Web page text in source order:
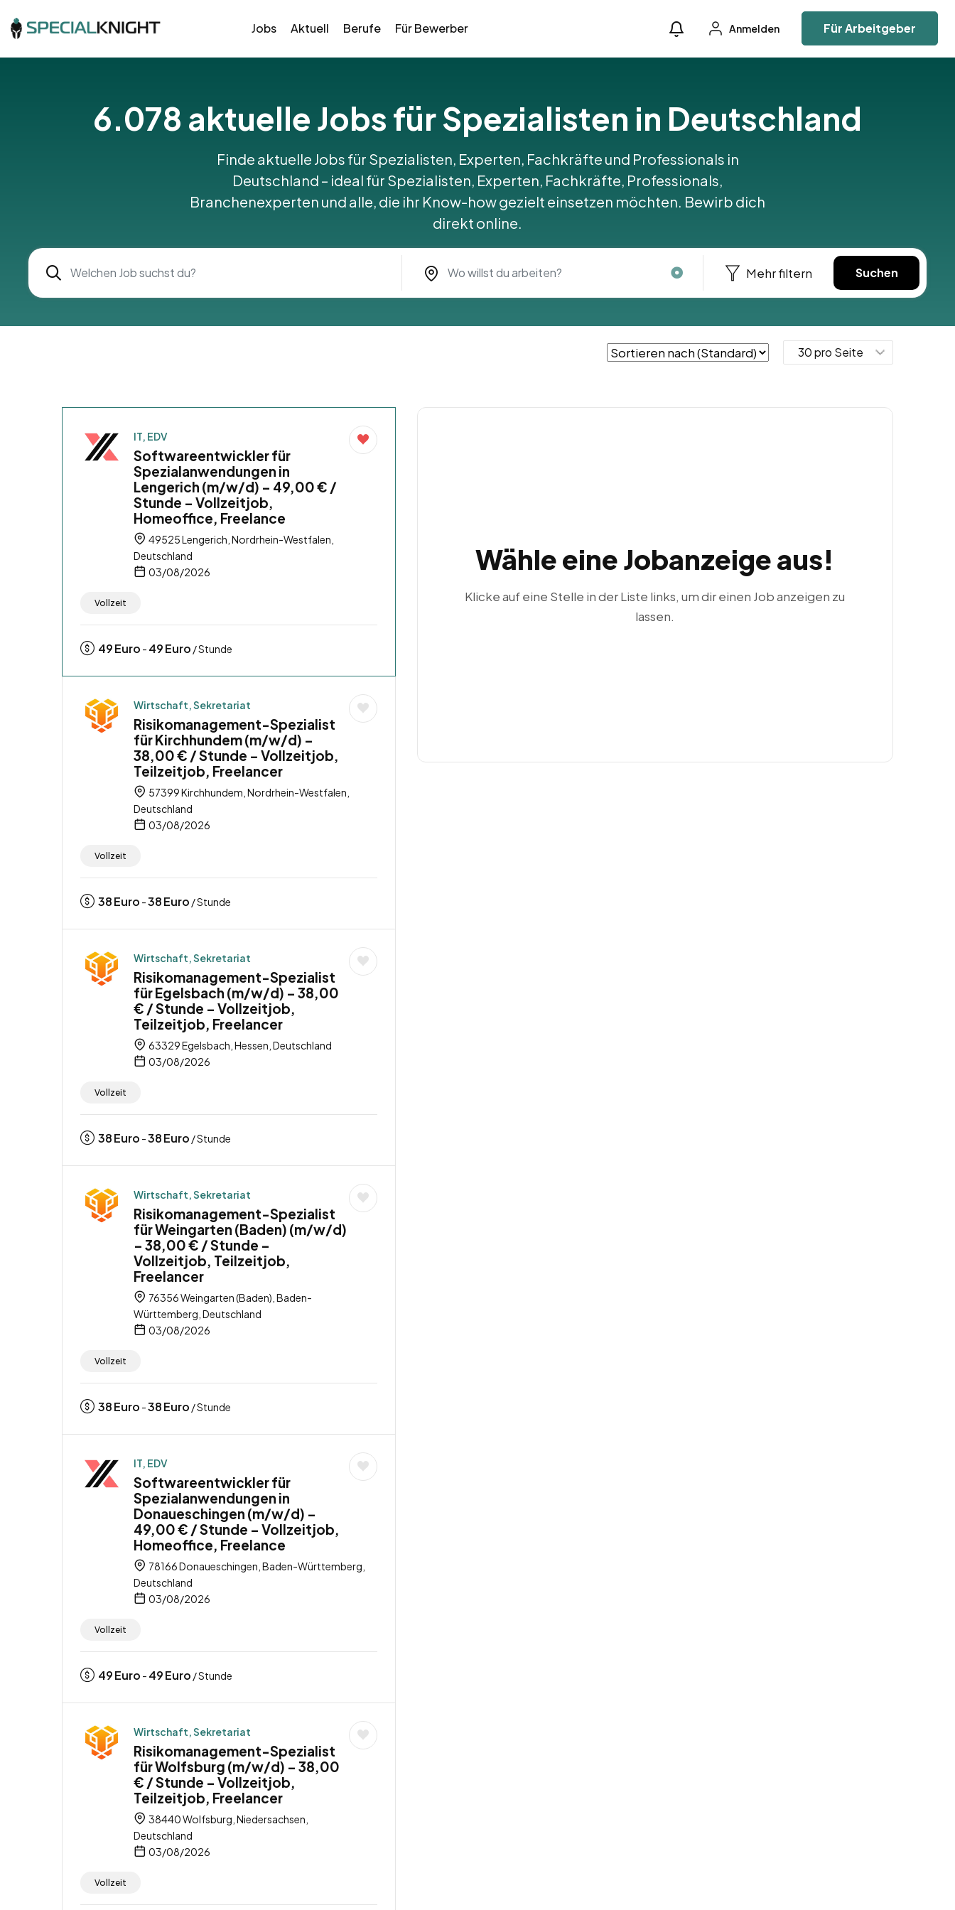
Jobs Aktuell Berufe Für Bewerber Anmelden Für Arbeitgeber
6.078 aktuelle Jobs für Spezialisten in Deutschland
Finde aktuelle Jobs für Spezialisten, Experten, Fachkräfte und Professionals in
Deutschland – ideal für Spezialisten, Experten, Fachkräfte, Professionals,
Branchenexperten und alle, die ihr Know-how gezielt einsetzen möchten. Bewirb dich
direkt online.
Mehr filtern Suchen
IT, EDV
Softwareentwickler für
Spezialanwendungen in
Lengerich (m/w/d) – 49,00 € /
Stunde – Vollzeitjob,
Homeoffice, Freelance
49525 Lengerich, Nordrhein-Westfalen,
Deutschland
03/08/2026
Vollzeit
49Euro - 49Euro / Stunde
Wirtschaft, Sekretariat
Risikomanagement-Spezialist
für Kirchhundem (m/w/d) –
38,00 € / Stunde – Vollzeitjob,
Teilzeitjob, Freelancer
57399 Kirchhundem, Nordrhein-Westfalen,
Deutschland
03/08/2026
Vollzeit
38Euro -38Euro / Stunde
Wirtschaft, Sekretariat
Risikomanagement-Spezialist
für Egelsbach (m/w/d) – 38,00
€ / Stunde – Vollzeitjob,
Teilzeitjob, Freelancer
63329 Egelsbach, Hessen, Deutschland
03/08/2026
Vollzeit
38Euro -38Euro / Stunde
Wirtschaft, Sekretariat
Risikomanagement-Spezialist
für Weingarten (Baden) (m/w/d)
– 38,00 € / Stunde –
Vollzeitjob, Teilzeitjob,
Freelancer
76356 Weingarten (Baden), Baden-
Württemberg, Deutschland
03/08/2026
Vollzeit
38Euro -38Euro / Stunde
IT, EDV
Softwareentwickler für
Spezialanwendungen in
Donaueschingen (m/w/d) –
49,00 € / Stunde – Vollzeitjob,
Homeoffice, Freelance
78166 Donaueschingen, Baden-Württemberg,
Deutschland
03/08/2026
Vollzeit
49Euro - 49Euro / Stunde
Wirtschaft, Sekretariat
Risikomanagement-Spezialist
für Wolfsburg (m/w/d) – 38,00
€ / Stunde – Vollzeitjob,
Teilzeitjob, Freelancer
38440 Wolfsburg, Niedersachsen,
Deutschland
03/08/2026
Vollzeit
Wähle eine Jobanzeige aus!
Klicke auf eine Stelle in der Liste links, um dir einen Job anzeigen zu
lassen.